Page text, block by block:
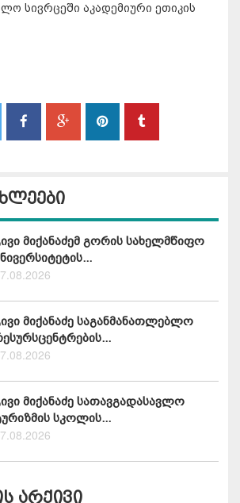
სივრცეში აკადემიური ეთიკის
მიქანაძემ გორის სახელმწიფო
მიქანაძე საგანმანათლებლო
მიქანაძე სათავგადასავლო
სკოლის...
არქივი